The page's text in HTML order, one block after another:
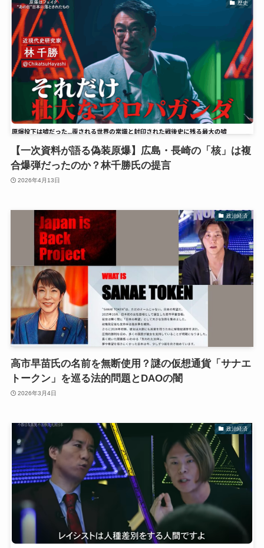
歴史
【一次資料が語る偽装原爆】広島・長崎の「核」は複
合爆弾だったのか？林千勝氏の提言
2026年4月13日
政治経済
高市早苗氏の名前を無断使用？謎の仮想通貨「サナエ
トークン」を巡る法的問題とDAOの闇
2026年3月4日
政治経済